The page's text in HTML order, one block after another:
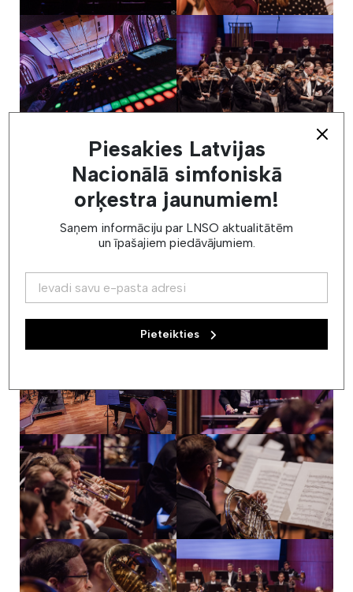
Piesakies Latvijas
Nacionālā simfoniskā
orķestra jaunumiem!
Saņem informāciju par LNSO aktualitātēm
un īpašajiem piedāvājumiem.
Pieteikties